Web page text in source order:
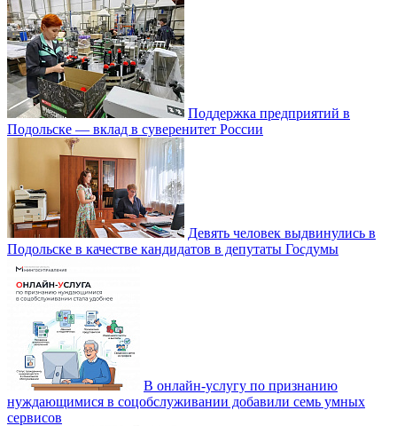
Поддержка предприятий в
Подольске — вклад в суверенитет России
Девять человек выдвинулись в
Подольске в качестве кандидатов в депутаты Госдумы
В онлайн-услугу по признанию
нуждающимися в соцобслуживании добавили семь умных
сервисов